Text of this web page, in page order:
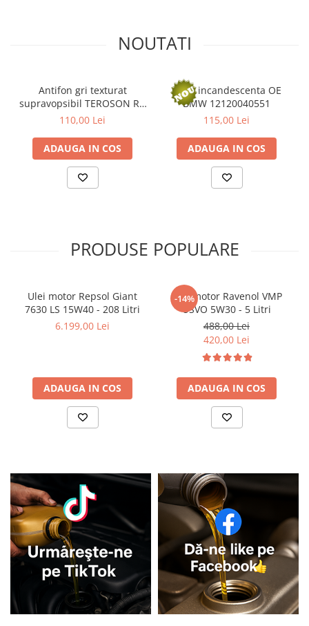
NOUTATI
Antifon gri texturat
supravopsibil TEROSON RB
R2000 HS 767198 pe baza
110,00 Lei
ADAUGA IN COS
Bujie incandescenta OE
BMW 12120040551
115,00 Lei
ADAUGA IN COS
PRODUSE POPULARE
Ulei motor Repsol Giant
7630 LS 15W40 - 208 Litri
6.199,00 Lei
ADAUGA IN COS
-14%
Ulei motor Ravenol VMP
USVO 5W30 - 5 Litri
488,00 Lei
420,00 Lei
ADAUGA IN COS